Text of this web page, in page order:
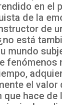
en el
de la
de
está
mundo
fenómenos
el valor
hace de